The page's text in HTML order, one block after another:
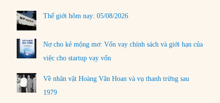
Thế giới hôm nay: 05/08/2026
Nợ cho kẻ mộng mơ: Vốn vay chính sách và giới hạn của
việc cho startup vay vốn
Về nhân vật Hoàng Văn Hoan và vụ thanh trừng sau
1979